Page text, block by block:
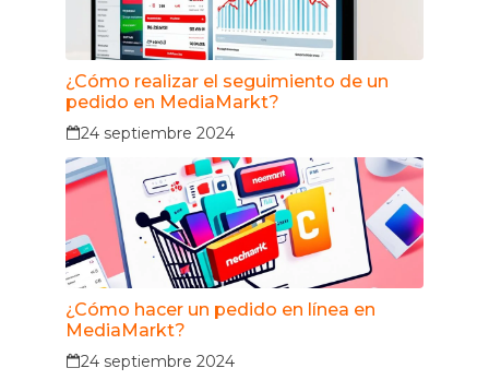
¿Cómo realizar el seguimiento de un
pedido en MediaMarkt?
24 septiembre 2024
¿Cómo hacer un pedido en línea en
MediaMarkt?
24 septiembre 2024